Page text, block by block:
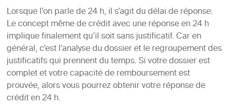
Lorsque l’on parle de 24 h, il s’agit du délai de réponse.
Le concept même de crédit avec une réponse en 24 h
implique finalement qu’il soit sans justificatif. Car en
général, c’est l’analyse du dossier et le regroupement des
justificatifs qui prennent du temps. Si votre dossier est
complet et votre capacité de remboursement est
prouvée, alors vous pourrez obtenir votre réponse de
crédit en 24 h.